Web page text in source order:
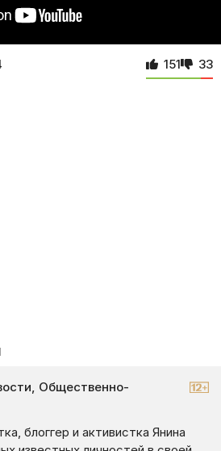
151 33
Общественно-
блоггер и активистка Янина